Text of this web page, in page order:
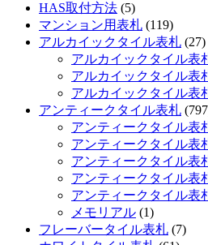
HAS取付方法 (5)
マンション用表札 (119)
アルカイックタイル表札 (27)
アルカイックタイル表
アルカイックタイル表
アルカイックタイル表
アンティークタイル表札
アンティークタイル表
アンティークタイル表
アンティークタイル表
アンティークタイル表
アンティークタイル表
メモリアル (1)
フレーバータイル表札 (7)